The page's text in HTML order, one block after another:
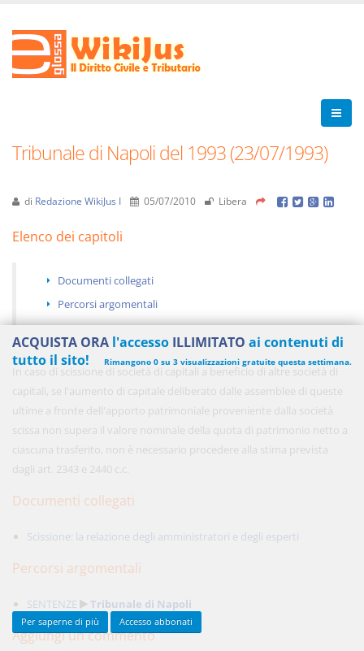
Tribunale di Napoli del 1993 (23/07/1993)
di Redazione WikiJus I 05/07/2010 Libera
Elenco dei capitoli
Documenti collegati
Percorsi argomentali
In caso di scissione di società di capitali a beneficio di altre società di
capitali, se l'aumento di capitale deliberato dalle assemblee di queste
ultime a fronte dell'apporto patrimoniale proveniente dalla società
scissa non supera il valore nominale della quota di patrimonio netto a
ciascuna trasferito, non è necessario procedere alla stima prevista
dagli art. 2343 e 2440 c.c.
Documenti collegati
Scissione: la relazione degli amministratori e degli esperti
Percorsi argomentali
SENTENZE Tribunale di Napoli
Aggiungi un commento
ACQUISTA ORA l'accesso ILLIMITATO ai contenuti di
tutto il sito!
Rimangono 0 su 3 visualizzazioni gratuite questa settimana.
450,00 € ANNUALI
anziché570.00€,risparmi il 21%!
48,00 €MENSILI
Per saperne di più Accesso abbonati